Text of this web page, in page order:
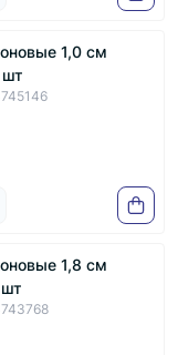
1,0 см
шт
1,8 см